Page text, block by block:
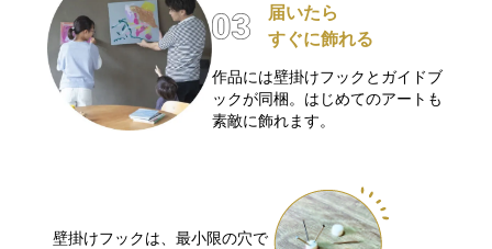
届いたら
すぐに飾れる
作品には壁掛けフックとガイドブ
ックが同梱。はじめてのアートも
素敵に飾れます。
壁掛けフックは、最小限の穴で